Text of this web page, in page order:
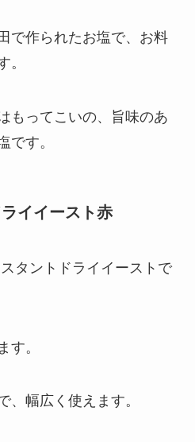
で作られたお塩で、お料
。
もってこいの、旨味のあ
です。
イイースト赤
タントドライイーストで
す。
、幅広く使えます。